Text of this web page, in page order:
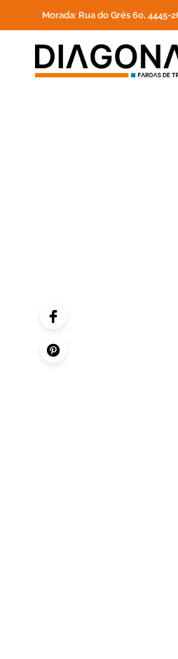
Morada: Rua do Grés 60,